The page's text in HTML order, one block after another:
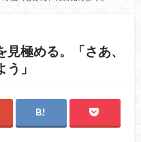
見極める。「さあ、
」